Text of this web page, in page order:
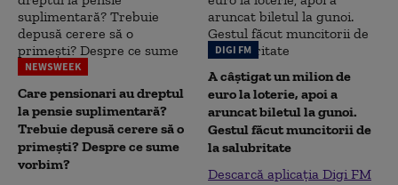
NEWSWEEK
Care pensionari au dreptul
la pensie suplimentară?
Trebuie depusă cerere să o
primești? Despre ce sume
vorbim?
DIGI FM
A câștigat un milion de
euro la loterie, apoi a
aruncat biletul la gunoi.
Gestul făcut muncitorii de
la salubritate
Descarcă aplicația Digi FM